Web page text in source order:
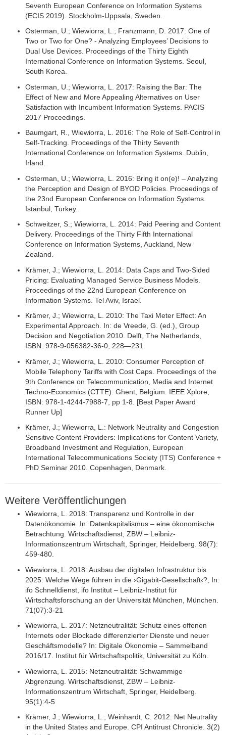
Seventh European Conference on Information Systems
(ECIS 2019). Stockholm-Uppsala, Sweden.
Osterman, U.; Wiewiorra, L.; Franzmann, D. 2017: One of
Two or Two for One? - Analyzing Employees’ Decisions to
Dual Use Devices. Proceedings of the Thirty Eighth
International Conference on Information Systems. Seoul,
South Korea.
Osterman, U.; Wiewiorra, L. 2017: Raising the Bar: The
Effect of New and More Appealing Alternatives on User
Satisfaction with Incumbent Information Systems. PACIS
2017 Proceedings.
Baumgart, R., Wiewiorra, L. 2016: The Role of Self-Control in
Self-Tracking. Proceedings of the Thirty Seventh
International Conference on Information Systems. Dublin,
Irland.
Osterman, U.; Wiewiorra, L. 2016: Bring it on(e)! – Analyzing
the Perception and Design of BYOD Policies. Proceedings of
the 23nd European Conference on Information Systems.
Istanbul, Turkey.
Schweitzer, S.; Wiewiorra, L. 2014: Paid Peering and Content
Delivery. Proceedings of the Thirty Fifth International
Conference on Information Systems, Auckland, New
Zealand.
Krämer, J.; Wiewiorra, L. 2014: Data Caps and Two-Sided
Pricing: Evaluating Managed Service Business Models.
Proceedings of the 22nd European Conference on
Information Systems. Tel Aviv, Israel.
Krämer, J.; Wiewiorra, L. 2010: The Taxi Meter Effect: An
Experimental Approach. In: de Vreede, G. (ed.), Group
Decision and Negotiation 2010. Delft, The Netherlands,
ISBN: 978-9-056382-36-0, 228—231.
Krämer, J.; Wiewiorra, L. 2010: Consumer Perception of
Mobile Telephony Tariffs with Cost Caps. Proceedings of the
9th Conference on Telecommunication, Media and Internet
Techno-Economics (CTTE). Ghent, Belgium. IEEE Xplore,
ISBN: 978-1-4244-7988-7, pp 1-8. [Best Paper Award
Runner Up]
Krämer, J.; Wiewiorra, L.: Network Neutrality and Congestion
Sensitive Content Providers: Implications for Content Variety,
Broadband Investment and Regulation, European
International Telecommunications Society (ITS) Conference +
PhD Seminar 2010. Copenhagen, Denmark.
Weitere Veröffentlichungen
Wiewiorra, L. 2018: Transparenz und Kontrolle in der
Datenökonomie. In: Datenkapitalismus – eine ökonomische
Betrachtung. Wirtschaftsdienst, ZBW – Leibniz-
Informationszentrum Wirtschaft, Springer, Heidelberg. 98(7):
459-480.
Wiewiorra, L. 2018: Ausbau der digitalen Infrastruktur bis
2025: Welche Wege führen in die ›Gigabit-Gesellschaft‹?, In:
ifo Schnelldienst, ifo Institut – Leibniz-Institut für
Wirtschaftsforschung an der Universität München, München.
71(07):3-21
Wiewiorra, L. 2017: Netzneutralität: Schutz eines offenen
Internets oder Blockade differenzierter Dienste und neuer
Geschäftsmodelle? In: Digitale Ökonomie – Sammelband
2016/17. Institut für Wirtschaftspolitik, Universität zu Köln.
Wiewiorra, L. 2015: Netzneutralität: Schwammige
Abgrenzung. Wirtschaftsdienst, ZBW – Leibniz-
Informationszentrum Wirtschaft, Springer, Heidelberg.
95(1):4-5
Krämer, J.; Wiewiorra, L.; Weinhardt, C. 2012: Net Neutrality
in the United States and Europe. CPI Antitrust Chronicle. 3(2)